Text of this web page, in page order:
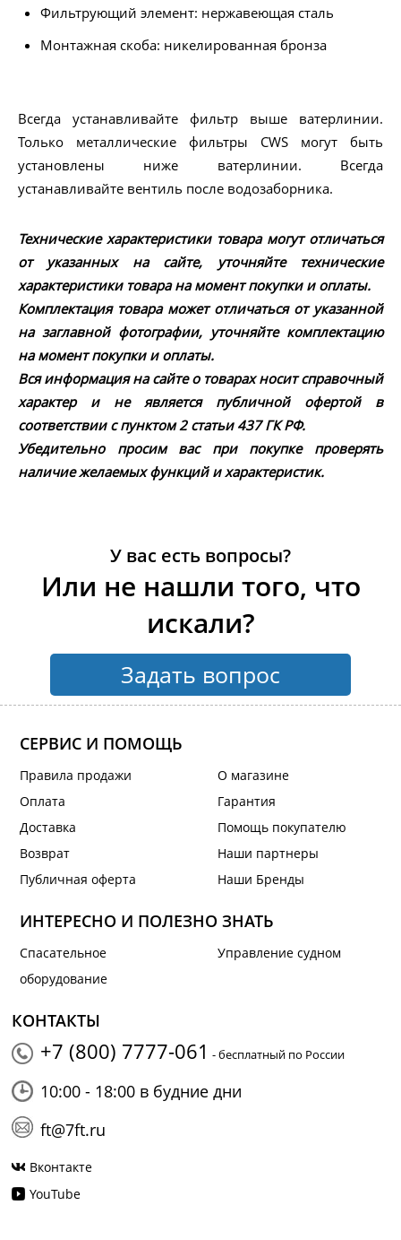
Фильтрующий элемент: нержавеющая сталь
Монтажная скоба: никелированная бронза
Всегда устанавливайте фильтр выше ватерлинии.
Только металлические фильтры CWS могут быть
установлены ниже ватерлинии. Всегда
устанавливайте вентиль после водозаборника.
Технические характеристики товара могут отличаться
от указанных на сайте, уточняйте технические
характеристики товара на момент покупки и оплаты.
Комплектация товара может отличаться от указанной
на заглавной фотографии, уточняйте комплектацию
на момент покупки и оплаты.
Вся информация на сайте о товарах носит справочный
характер и не является публичной офертой в
соответствии с пунктом 2 статьи 437 ГК РФ.
Убедительно просим вас при покупке проверять
наличие желаемых функций и характеристик.
У вас есть вопросы?
Или не нашли того, что
искали?
Задать вопрос
СЕРВИС И ПОМОЩЬ
Правила продажи
Оплата
Доставка
Возврат
Публичная оферта
О магазине
Гарантия
Помощь покупателю
Наши партнеры
Наши Бренды
ИНТЕРЕСНО И ПОЛЕЗНО ЗНАТЬ
Спасательное
оборудование
Управление судном
КОНТАКТЫ
+7 (800) 7777-061 - бесплатный по России
10:00 - 18:00 в будние дни
ft@7ft.ru
Вконтакте
YouTube